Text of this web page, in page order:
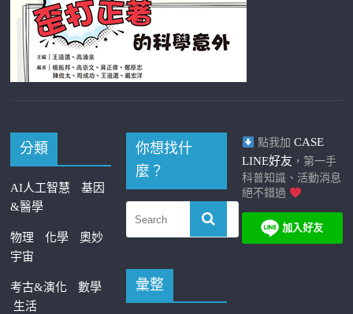
分類
AI人工智慧
基因
&醫學
物理 化學
奧妙
宇宙
考古&演化
數學
生活
你想找什
麼？
彙整
點我加 CASE
LINE好友 ，第一手
科普知識、活動消息
絕不錯過